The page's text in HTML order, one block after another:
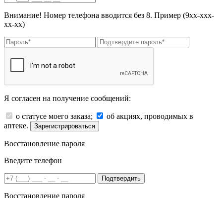
Внимание! Номер телефона вводится без 8. Пример (9хх-ххх-
хх-хх)
Я согласен на получение сообщений:
о статусе моего заказа;
об акциях, проводимых в
аптеке.
Зарегистрироваться
Восстановление пароля
Введите телефон
Подтвердить
Восстановление пароля